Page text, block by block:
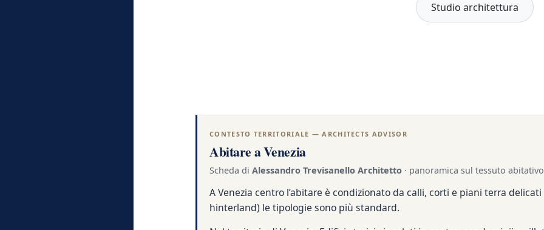
Studio architettura
CONTESTO TERRITORIALE — ARCHITECTS ADVISOR
Abitare a Venezia
Scheda di Alessandro Trevisanello Architetto · panoramica sul tessuto
A Venezia centro l’abitare è condizionato da calli, corti e piani terra
hinterland) le tipologie sono più standard.